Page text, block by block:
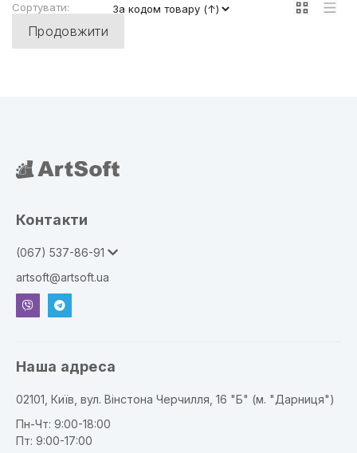
Сортувати:
Продовжити
Контакти
(067) 537-86-91
artsoft@artsoft.ua
Наша адреса
02101, Київ, вул. Вінстона Черчилля, 16 "Б" (м. "Дарниця")
Пн-Чт: 9:00-18:00
Пт: 9:00-17:00